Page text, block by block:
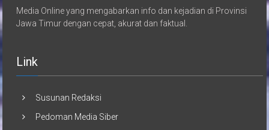
Media Online yang mengabarkan info dan kejadian di Provinsi
Jawa Timur dengan cepat, akurat dan faktual.
Link
Susunan Redaksi
Pedoman Media Siber